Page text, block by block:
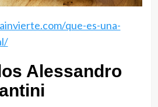
que-es-una-
Alessandro